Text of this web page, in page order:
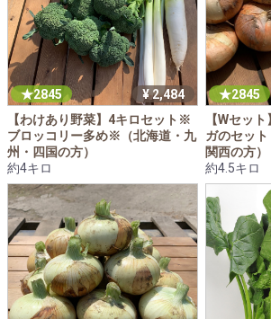
2845
¥ 2,484
【わけあり野菜】4キロセット※
ブロッコリー多め※（北海道・九
州・四国の方）
約4キロ
2845
【Wセッ
ガのセット
関西の方）
約4.5キロ